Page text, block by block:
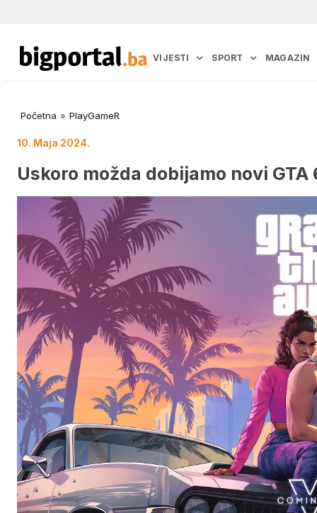
VIJESTI SPORT MAGAZIN
Početna » PlayGameR
10. Maja 2024.
Uskoro možda dobijamo novi GTA